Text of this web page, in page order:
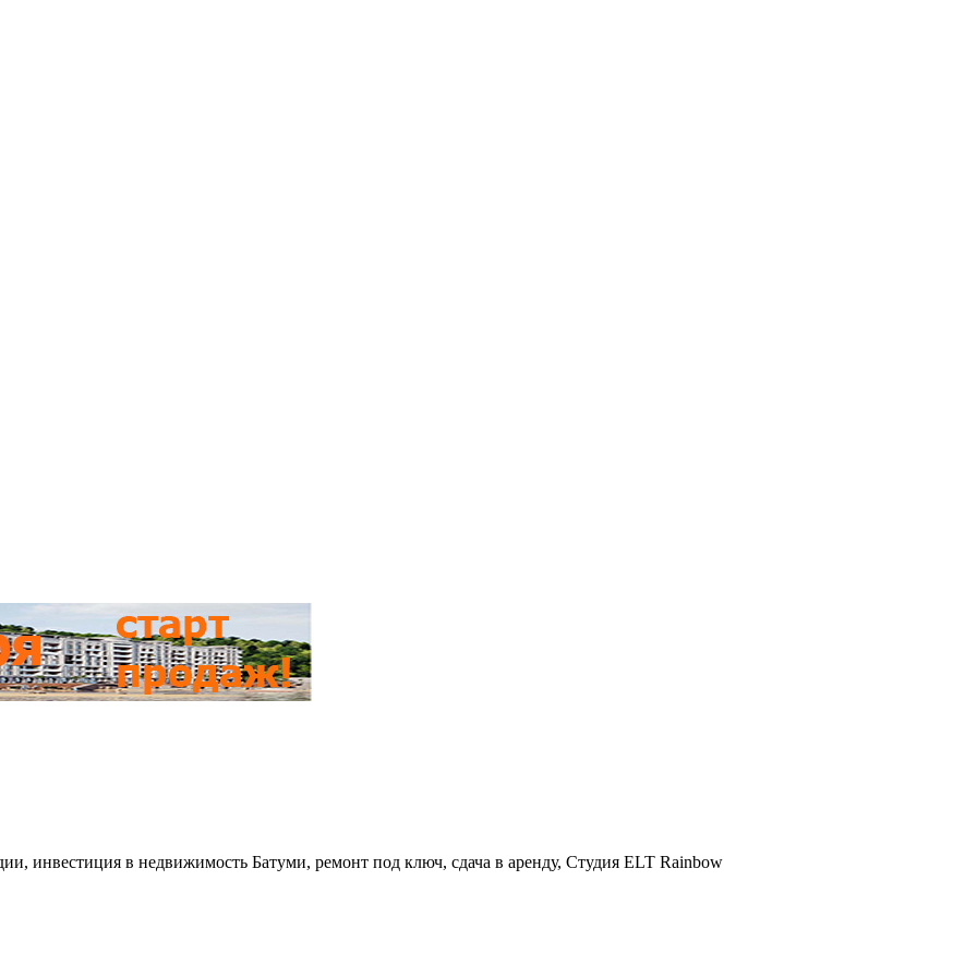
инвестиция в недвижимость Батуми, ремонт под ключ, сдача в аренду, Студия ELT Rainbow